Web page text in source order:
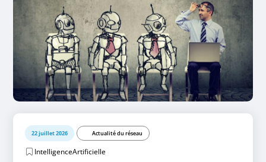
22 juillet 2026 Actualité du réseau
IntelligenceArtificielle